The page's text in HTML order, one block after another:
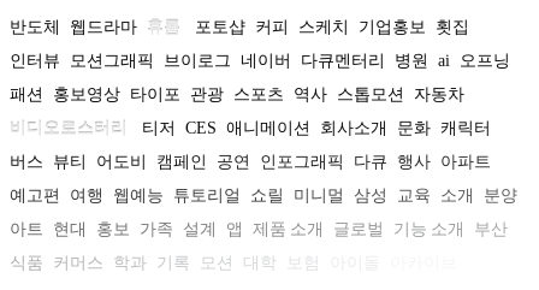
반도체 웹드라마 휴롬 포토샵 커피 스케치 기업홍보
횟집
인터뷰
모션그래픽 브이로그 네이버 다큐멘터리 병원 ai 오프닝
패션
홍보영상 타이포 관광 스포츠 역사 스톱모션
자동차
비디오로스터리
티저 CES 애니메이션 회사소개 문화 캐릭터
버스
뷰티 어도비 캠페인 공연 인포그래픽 다큐 행사 아파트
예고편
여행 웹예능 튜토리얼 쇼릴 미니멀 삼성 교육 소개
분양
아트
현대 홍보 가족 설계 앱 제품 소개 글로벌 기능 소개
부산
식품
커머스 학과 기록 모션 대학 보험